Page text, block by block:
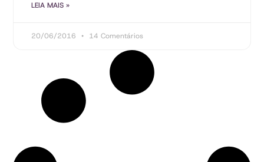
LEIA MAIS »
20/06/2016 14 Comentários